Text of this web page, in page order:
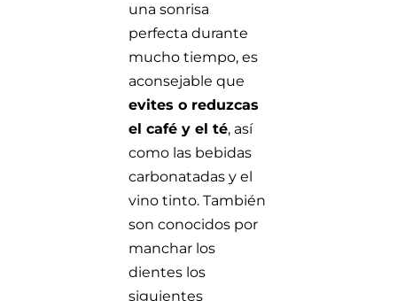
una sonrisa
perfecta durante
mucho tiempo, es
aconsejable que
evites o reduzcas
el café y el té, así
como las bebidas
carbonatadas y el
vino tinto. También
son conocidos por
manchar los
dientes los
siguientes